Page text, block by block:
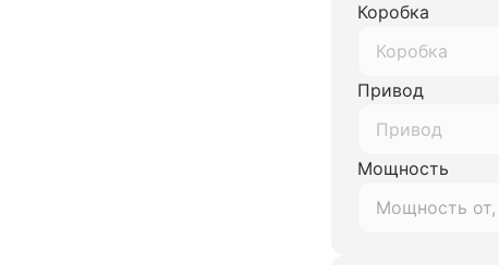
Коробка
Коробка
Привод
Привод
Мощность